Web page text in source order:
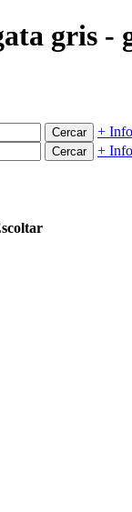
gris -
Cercar + Info
Cercar + Info